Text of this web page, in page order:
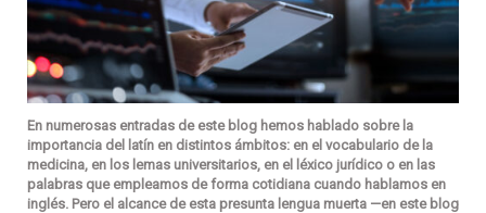
En numerosas entradas de este blog hemos hablado sobre la
importancia del latín en distintos ámbitos: en el vocabulario de la
medicina, en los lemas universitarios, en el léxico jurídico o en las
palabras que empleamos de forma cotidiana cuando hablamos en
inglés. Pero el alcance de esta presunta lengua muerta —en este blog